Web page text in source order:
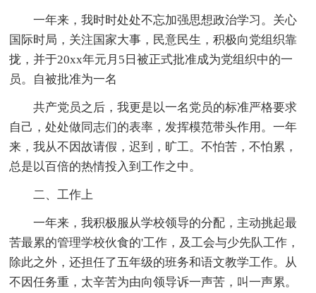
一年来，我时时处处不忘加强思想政治学习。关心
国际时局，关注国家大事，民意民生，积极向党组织靠
拢，并于20xx年元月5日被正式批准成为党组织中的一
员。自被批准为一名
共产党员之后，我更是以一名党员的标准严格要求
自己，处处做同志们的表率，发挥模范带头作用。一年
来，我从不因故请假，迟到，旷工。不怕苦，不怕累，
总是以百倍的热情投入到工作之中。
二、工作上
一年来，我积极服从学校领导的分配，主动挑起最
苦最累的管理学校伙食的'工作，及工会与少先队工作，
除此之外，还担任了五年级的班务和语文教学工作。从
不因任务重，太辛苦为由向领导诉一声苦，叫一声累。